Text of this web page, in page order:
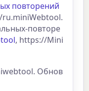
повторений
ru.miniWebtool.
повторе
, https://Mini
Обнов